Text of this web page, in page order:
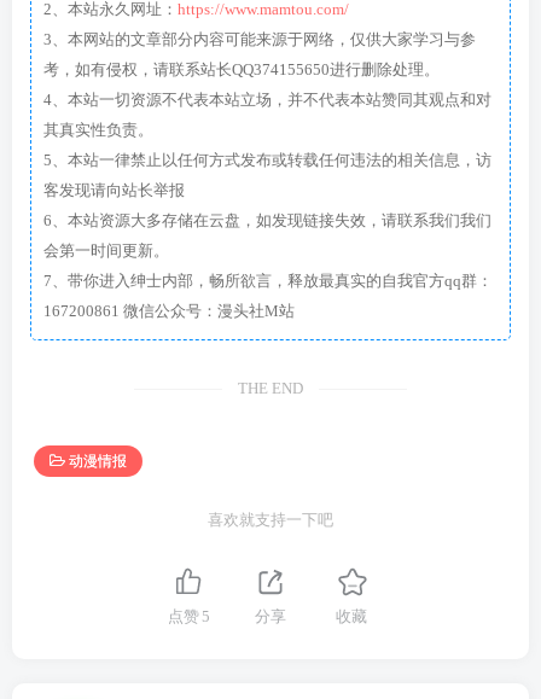
2、本站永久网址： https://www.mamtou.com/
3、本网站的文章部分内容可能来源于网络，仅供大家学习与参
考，如有侵权，请联系站长QQ374155650进行删除处理。
4、本站一切资源不代表本站立场，并不代表本站赞同其观点和对
其真实性负责。
5、本站一律禁止以任何方式发布或转载任何违法的相关信息，访
客发现请向站长举报
6、本站资源大多存储在云盘，如发现链接失效，请联系我们我们
会第一时间更新。
7、带你进入绅士内部，畅所欲言，释放最真实的自我官方qq群：
167200861 微信公众号：漫头社M站
THE END
动漫情报
喜欢就支持一下吧
点赞 5 分享 收藏